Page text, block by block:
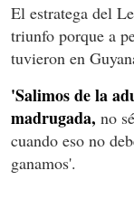
El estratega del
triunfo porque a
tuvieron en
'Salimos de la
madrugada, no
cuando eso no
ganamos'.